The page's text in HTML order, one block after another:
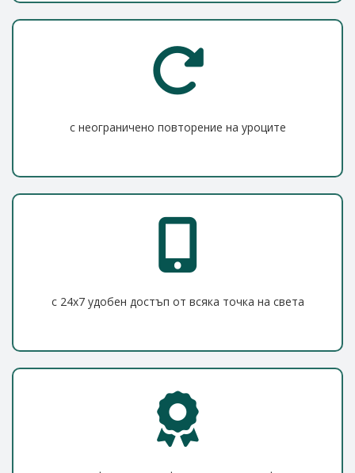
с неограничено повторение на уроците
с 24x7 удобен достъп от всяка точка на света